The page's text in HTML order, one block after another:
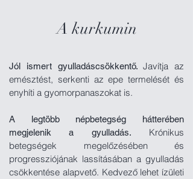
A kurkumin
Jól ismert gyulladáscsökkentő.Javítja az
emésztést, serkenti az epe termelését és
enyhíti a gyomorpanaszokat is.
A legtöbb népbetegség hátterében
megjelenik a gyulladás. Krónikus
betegségek megelőzésében és
progressziójának lassításában a gyulladás
csökkentése alapvető. Kedvező lehet ízületi